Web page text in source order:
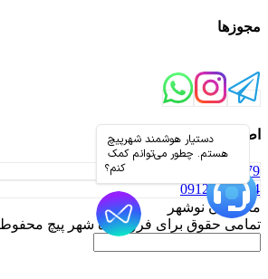
مجوزها
اطلاعات تماس
01152330179
09126853044
مازندران نوشهر
تمامی حقوق برای فروشگاه شهر پیچ